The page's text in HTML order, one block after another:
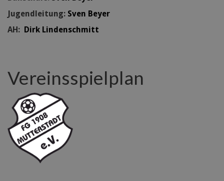
Jugendleitung: Sven Beyer
AH: Dirk Lindenschmitt
Vereinsspielplan